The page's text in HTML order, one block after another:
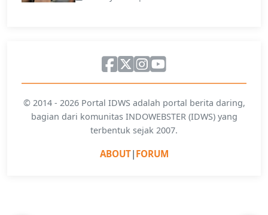
© 2014 - 2026 Portal IDWS adalah portal berita daring,
bagian dari komunitas INDOWEBSTER (IDWS) yang
terbentuk sejak 2007.
ABOUT| FORUM